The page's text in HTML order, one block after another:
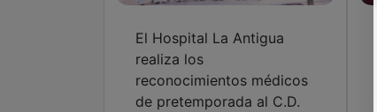
El Hospital La Antigua
realiza los
reconocimientos médicos
de pretemporada al C.D.